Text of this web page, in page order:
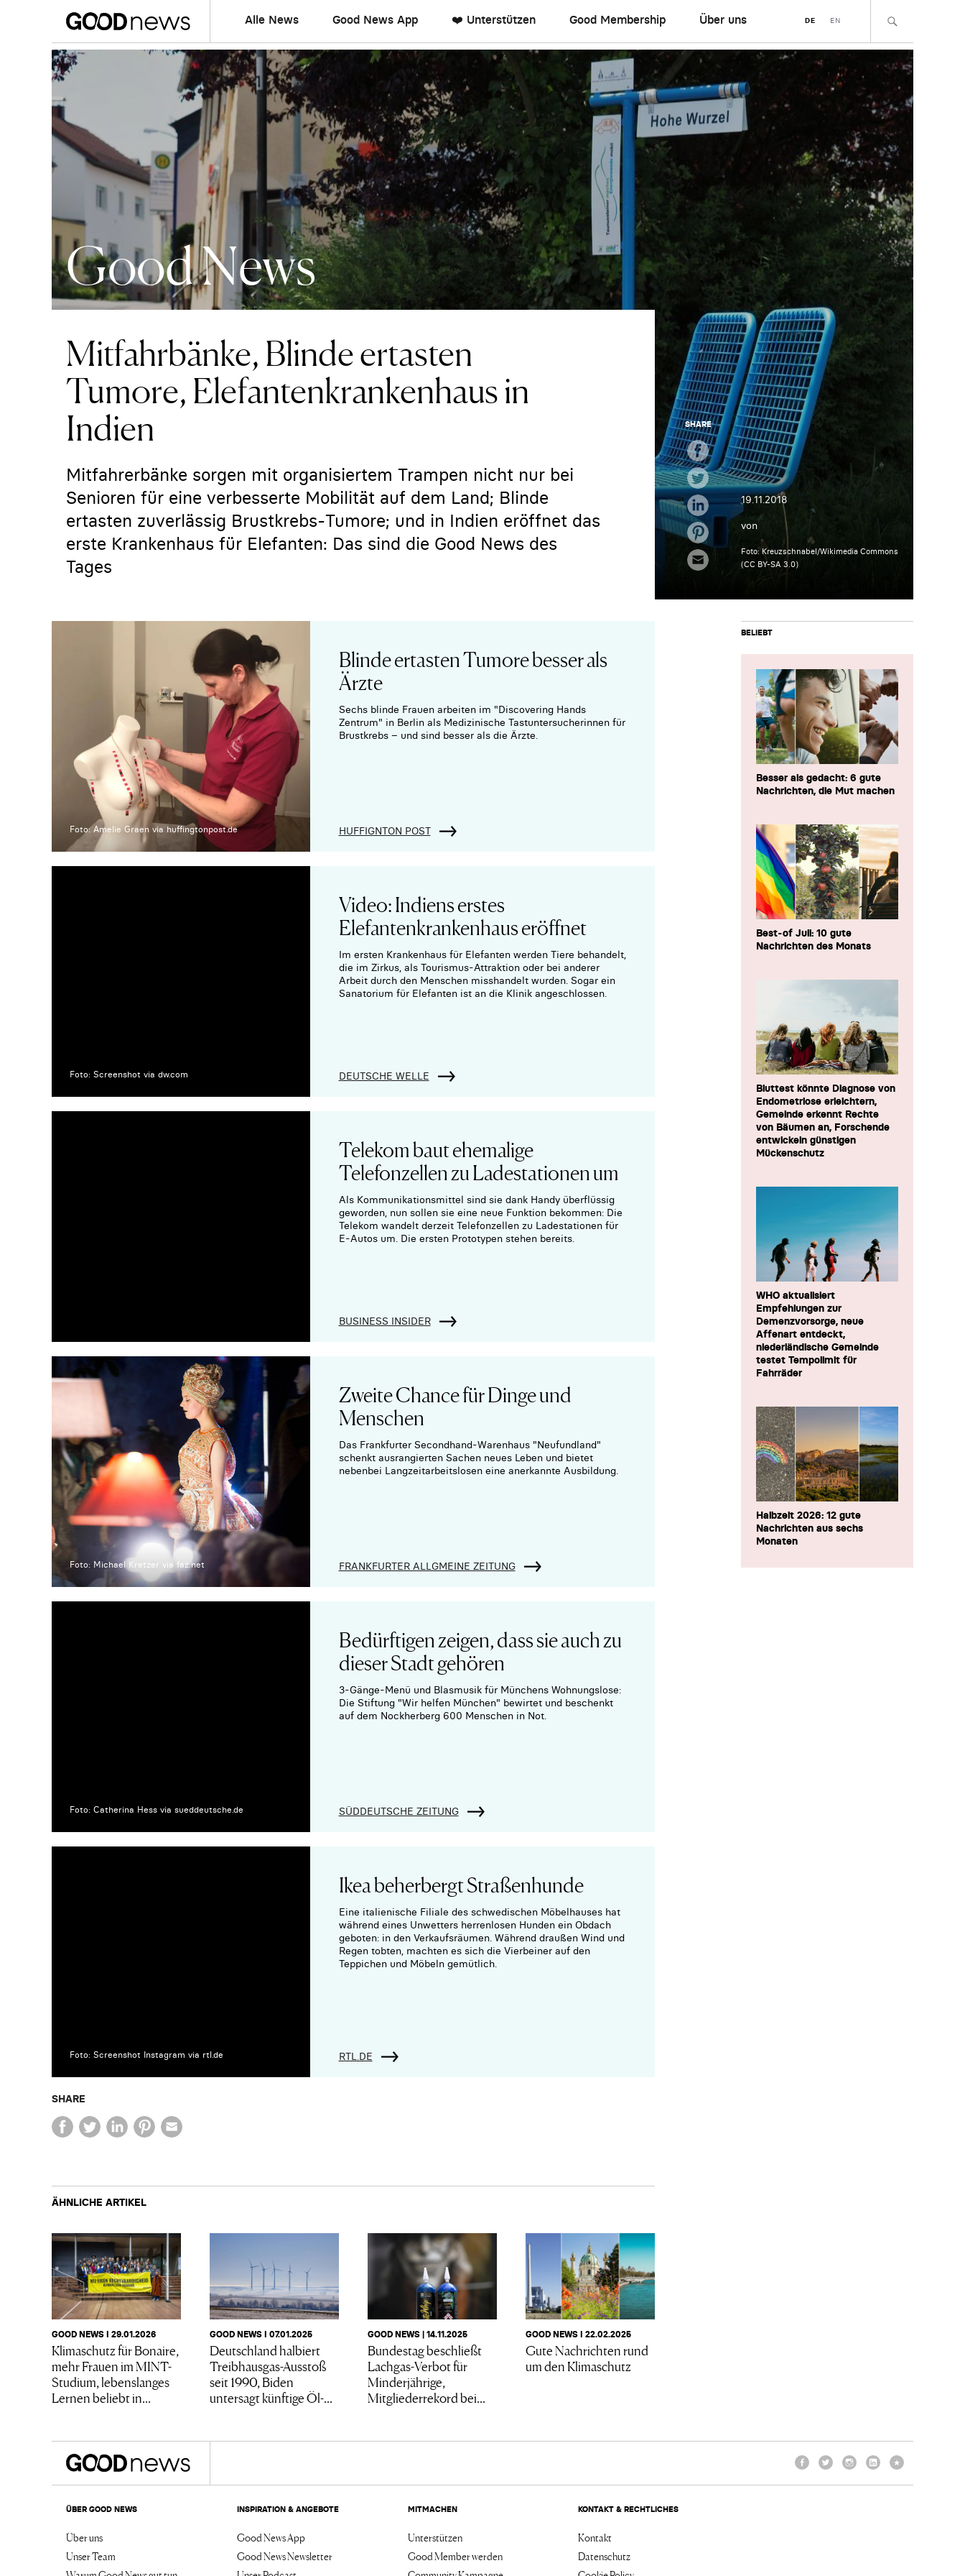
Alle News Good News App ❤️ Unterstützen Good Membership Über uns DE EN
Good News
Mitfahrbänke, Blinde ertasten
Tumore, Elefantenkrankenhaus in
Indien
Mitfahrerbänke sorgen mit organisiertem Trampen nicht nur bei
Senioren für eine verbesserte Mobilität auf dem Land; Blinde
ertasten zuverlässig Brustkrebs-Tumore; und in Indien eröffnet das
erste Krankenhaus für Elefanten: Das sind die Good News des
Tages
SHARE
19.11.2018
von
Foto: Kreuzschnabel/Wikimedia Commons
(CC BY-SA 3.0)
Foto: Amelie Graen via huffingtonpost.de
Blinde ertasten Tumore besser als
Ärzte
Sechs blinde Frauen arbeiten im "Discovering Hands
Zentrum" in Berlin als Medizinische Tastuntersucherinnen für
Brustkrebs – und sind besser als die Ärzte.
HUFFIGNTON POST
Foto: Screenshot via dw.com
Video: Indiens erstes
Elefantenkrankenhaus eröffnet
Im ersten Krankenhaus für Elefanten werden Tiere behandelt,
die im Zirkus, als Tourismus-Attraktion oder bei anderer
Arbeit durch den Menschen misshandelt wurden. Sogar ein
Sanatorium für Elefanten ist an die Klinik angeschlossen.
DEUTSCHE WELLE
Telekom baut ehemalige
Telefonzellen zu Ladestationen um
Als Kommunikationsmittel sind sie dank Handy überflüssig
geworden, nun sollen sie eine neue Funktion bekommen: Die
Telekom wandelt derzeit Telefonzellen zu Ladestationen für
E-Autos um. Die ersten Prototypen stehen bereits.
BUSINESS INSIDER
Foto: Michael Kretzer via faz.net
Zweite Chance für Dinge und
Menschen
Das Frankfurter Secondhand-Warenhaus "Neufundland"
schenkt ausrangierten Sachen neues Leben und bietet
nebenbei Langzeitarbeitslosen eine anerkannte Ausbildung.
FRANKFURTER ALLGMEINE ZEITUNG
Foto: Catherina Hess via sueddeutsche.de
Bedürftigen zeigen, dass sie auch zu
dieser Stadt gehören
3-Gänge-Menü und Blasmusik für Münchens Wohnungslose:
Die Stiftung "Wir helfen München" bewirtet und beschenkt
auf dem Nockherberg 600 Menschen in Not.
SÜDDEUTSCHE ZEITUNG
Foto: Screenshot Instagram via rtl.de
Ikea beherbergt Straßenhunde
Eine italienische Filiale des schwedischen Möbelhauses hat
während eines Unwetters herrenlosen Hunden ein Obdach
geboten: in den Verkaufsräumen. Während draußen Wind und
Regen tobten, machten es sich die Vierbeiner auf den
Teppichen und Möbeln gemütlich.
RTL.DE
SHARE
ÄHNLICHE ARTIKEL
GOOD NEWS I 29.01.2026
Klimaschutz für Bonaire,
mehr Frauen im MINT-
Studium, lebenslanges
Lernen beliebt in...
GOOD NEWS I 07.01.2025
Deutschland halbiert
Treibhausgas-Ausstoß
seit 1990, Biden
untersagt künftige Öl-...
GOOD NEWS | 14.11.2025
Bundestag beschließt
Lachgas-Verbot für
Minderjährige,
Mitgliederrekord bei...
GOOD NEWS I 22.02.2025
Gute Nachrichten rund
um den Klimaschutz
BELIEBT
Besser als gedacht: 6 gute
Nachrichten, die Mut machen
Best-of Juli: 10 gute
Nachrichten des Monats
Bluttest könnte Diagnose von
Endometriose erleichtern,
Gemeinde erkennt Rechte
von Bäumen an, Forschende
entwickeln günstigen
Mückenschutz
WHO aktualisiert
Empfehlungen zur
Demenzvorsorge, neue
Affenart entdeckt,
niederländische Gemeinde
testet Tempolimit für
Fahrräder
Halbzeit 2026: 12 gute
Nachrichten aus sechs
Monaten
ÜBER GOOD NEWS
Über uns
Unser Team
INSPIRATION & ANGEBOTE
Good News App
Good News Newsletter
MITMACHEN
Unterstützen
Good Member werden
KONTAKT & RECHTLICHES
Kontakt
Datenschutz